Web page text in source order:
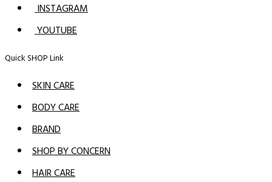
INSTAGRAM
YOUTUBE
Quick SHOP Link
SKIN CARE
BODY CARE
BRAND
SHOP BY CONCERN
HAIR CARE